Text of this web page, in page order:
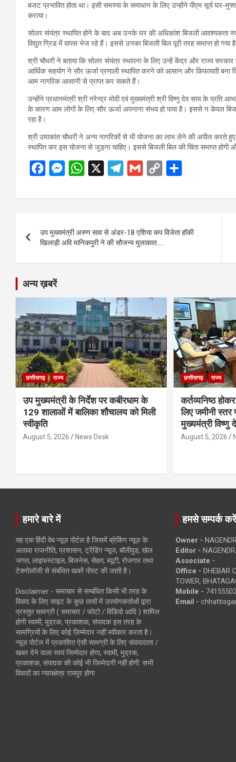
बजट प्रभावित होता था। इसी समस्या के समाधान के लिए उन्होंने पीएम सूर्य
कराया।
सोलर संयंत्र स्थापित होने के बाद अब उनके घर की अधिकांश बिजली आवश्यकता
विद्युत ग्रिड में वापस भेज रहे हैं। इससे उनका बिजली बिल पूरी तरह समाप्त हो
श्री चौधरी ने बताया कि सोलर संयंत्र स्थापना के लिए उन्हें केंद्र और राज्य
आर्थिक सहयोग ने सौर ऊर्जा प्रणाली स्थापित करने को आसान और किफायती
आम नागरिक आसानी से प्राप्त कर सकते हैं।
उन्होंने प्रधानमंत्री श्री नरेन्द्र मोदी एवं मुख्यमंत्री श्री विष्णु देव साय के प्रति
के कारण आम लोगों के लिए सौर ऊर्जा अपनाना संभव हो पाया है। इससे न केवल
रहा है।
श्री उमाकांत चौधरी ने अन्य नागरिकों से भी योजना का लाभ लेने की अपील करते
स्थापित कर इस योजना से जुड़ना चाहिए। इससे बिजली बिल की चिंता समाप्त
F
ce
o
o
k
M
se
g
er
W
at
A
p
p
X
T
e
a
m
G
ail
C
py
n
k
ar
navigation
उप मुख्यमंत्री अरुण साव से अंडर-18 एशिया कप विजेता हॉकी
खिलाड़ी अवि मानिकपुरी ने की सौजन्य मुलाकात…..
अन्य ख़बरें
छत्तीसगढ़ राज्य
उप मुख्यमंत्री के निर्देश पर कबीरधाम के
129 शालाओं में बालिका शौचालय को मिली
स्वीकृति
August 5, 2026 News Desk
छत्तीसगढ़ राज्य
कर्तव्यनिष्ठ
लिए जमीनी स्तर
मुख्यमंत्री विष्णु
August 5, 2026
हमारे बारे में
यह एक हिंदी वेब न्यूज़ पोर्टल है जिसमें ब्रेकिंग न्यूज़ के
अलावा राजनीति, प्रशासन, ट्रेंडिंग न्यूज, बॉलीवुड, खेल
जगत, लाइफस्टाइल, बिजनेस, सेहत, ब्यूटी, रोजगार तथा
टेक्नोलॉजी से संबंधित खबरें पोस्ट की जाती है।
Disclaimer - समाचार से सम्बंधित किसी भी तरह के
विवाद के लिए साइट के कुछ तत्वों में उपयोगकर्ताओं द्वारा
प्रस्तुत सामग्री ( समाचार / फोटो / विडियो आदि ) शामिल
होगी स्वामी, मुद्रक, प्रकाशक, संपादक इस तरह के
सामग्रियों के लिए कोई ज़िम्मेदार नहीं स्वीकार करता है।
न्यूज़ पोर्टल में प्रकाशित ऐसी सामग्री के लिए संवाददाता /
खबर देने वाला स्वयं जिम्मेदार होगा, स्वामी, मुद्रक,
प्रकाशक, संपादक की कोई भी जिम्मेदारी नहीं होगी. सभी
विवादों का न्यायक्षेत्र रायपुर होगा
हमसे सम्पर्क करें
Owner -
Editor -
Associate -
Office - DHEBAR
TOWER,
Mobile -
Email -